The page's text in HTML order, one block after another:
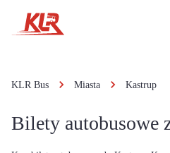
KLR Bus Miasta Kastrup
Bilety autobusowe